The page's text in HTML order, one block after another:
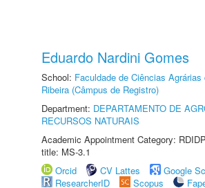
Eduardo Nardini Gomes
School: Faculdade de Ciências Agrárias
Ribeira (Câmpus de Registro)
Department: DEPARTAMENTO DE
RECURSOS NATURAIS
Academic Appointment Category:
title: MS-3.1
Orcid
CV Lattes
Google
ResearcherID
Scopus